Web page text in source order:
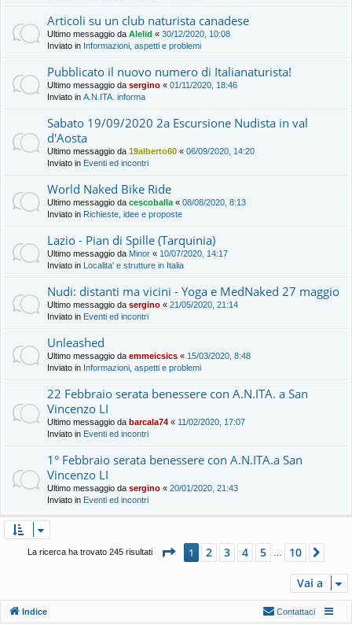
Articoli su un club naturista canadese
Ultimo messaggio da Alelid « 30/12/2020, 10:08
Inviato in Informazioni, aspetti e problemi
Pubblicato il nuovo numero di Italianaturista!
Ultimo messaggio da sergino « 01/11/2020, 18:46
Inviato in A.N.ITA. informa
Sabato 19/09/2020 2a Escursione Nudista in val
d'Aosta
Ultimo messaggio da 19alberto60 « 06/09/2020, 14:20
Inviato in Eventi ed incontri
World Naked Bike Ride
Ultimo messaggio da cescoballa « 08/08/2020, 8:13
Inviato in Richieste, idee e proposte
Lazio - Pian di Spille (Tarquinia)
Ultimo messaggio da Minor « 10/07/2020, 14:17
Inviato in Localita' e strutture in Italia
Nudi: distanti ma vicini - Yoga e MedNaked 27 maggio
Ultimo messaggio da sergino « 21/05/2020, 21:14
Inviato in Eventi ed incontri
Unleashed
Ultimo messaggio da emmeicsics « 15/03/2020, 8:48
Inviato in Informazioni, aspetti e problemi
22 Febbraio serata benessere con A.N.ITA. a San
Vincenzo LI
Ultimo messaggio da barcala74 « 11/02/2020, 17:07
Inviato in Eventi ed incontri
1° Febbraio serata benessere con A.N.ITA.a San
Vincenzo LI
Ultimo messaggio da sergino « 20/01/2020, 21:43
Inviato in Eventi ed incontri
La ricerca ha trovato 245 risultati Pagina di 10
1 2 3 4 5 10
Vai a
Indice Contattaci